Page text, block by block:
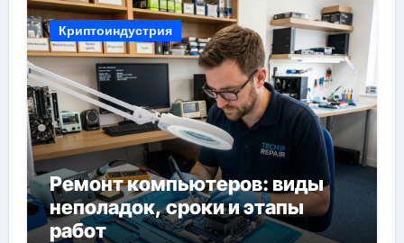
Криптоиндустрия
Ремонт компьютеров: виды
неполадок, сроки и этапы
работ